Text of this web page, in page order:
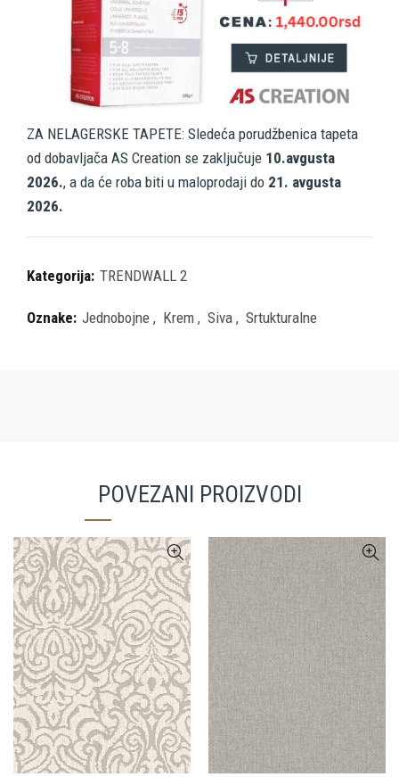
ZA NELAGERSKE TAPETE: Sledeća porudžbenica tapeta
od dobavljača AS Creation se zaključuje 10.avgusta
2026., a da će roba biti u maloprodaji do 21. avgusta
2026.
Kategorija: TRENDWALL 2
Oznake: Jednobojne , Krem , Siva , Srtukturalne
POVEZANI PROIZVODI